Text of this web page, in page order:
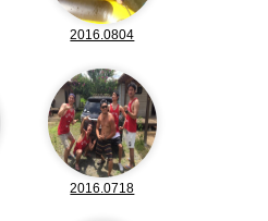
2016.0804
2016.0718